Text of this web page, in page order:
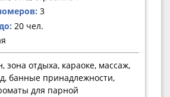
3
20 чел.
зона отдыха, караоке, массаж,
банные принадлежности,
для парной